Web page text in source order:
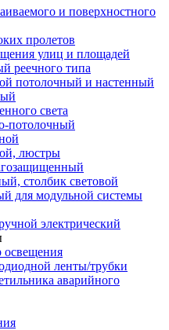
и поверхностного
пролетов
улиц и площадей
реечного типа
потолочный и настенный
света
потолочный
люстры
столбик световой
для модульной системы
электрический
освещения
ленты/трубки
аварийного